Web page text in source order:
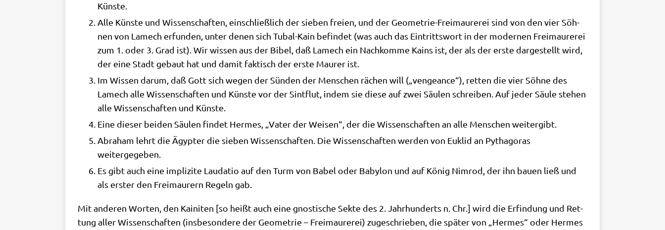
Künste.
Alle Kün­ste und Wis­sen­schaf­ten, ein­schließ­lich der sie­ben frei­en, und der Geo­me­trie-Frei­mau­re­rei sind von den vier Söh­
nen von Lame­ch erfun­den, unter denen sich Tubal-Kain befin­det (was auch das Ein­tritts­wort in der moder­nen Frei­mau­re­rei
zum 1. oder 3. Grad ist). Wir wis­sen aus der Bibel, daß Lame­ch ein Nach­kom­me Kains ist, der als der erste dar­ge­stellt wird,
der eine Stadt gebaut hat und damit fak­tisch der erste Mau­rer ist.
Im Wis­sen dar­um, daß Gott sich wegen der Sün­den der Men­schen rächen will („ven­ge­an­ce“), ret­ten die vier Söh­ne des
Lame­ch alle Wis­sen­schaf­ten und Kün­ste vor der Sint­flut, indem sie die­se auf zwei Säu­len schrei­ben. Auf jeder Säu­le ste­hen
alle Wis­sen­schaf­ten und Künste.
Eine die­ser bei­den Säu­len fin­det Her­mes, „Vater der Wei­sen“, der die Wis­sen­schaf­ten an alle Men­schen weitergibt.
Abra­ham lehrt die Ägyp­ter die sie­ben Wis­sen­schaf­ten. Die Wis­sen­schaf­ten wer­den von Euklid an Pytha­go­ras
weitergegeben.
Es gibt auch eine impli­zi­te Lau­da­tio auf den Turm von Babel oder Baby­lon und auf König Nim­rod, der ihn bau­en ließ und
als erster den Frei­mau­rern Regeln gab.
Mit ande­ren Wor­ten, den Kai­ni­ten [so heißt auch eine gno­sti­sche Sek­te des 2. Jahr­hun­derts n. Chr.] wird die Erfin­dung und Ret­
tung aller Wis­sen­schaf­ten (ins­be­son­de­re der Geo­me­trie – Frei­mau­re­rei) zuge­schrie­ben, die spä­ter von „Her­mes“ oder Her­mes